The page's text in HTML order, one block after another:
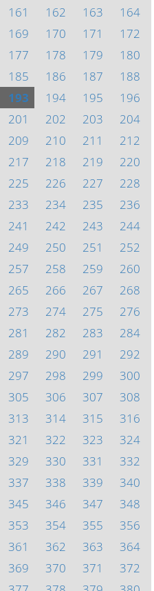
161 162 163
164
169 170 171
172
177 178 179
180
185 186 187
188
193 194 195
196
201 202 203
204
209 210 211
212
217 218 219
220
225 226 227
228
233 234 235
236
241 242 243
244
249 250 251
252
257 258 259
260
265 266 267
268
273 274 275
276
281 282 283
284
289 290 291
292
297 298 299
300
305 306 307
308
313 314 315
316
321 322 323
324
329 330 331
332
337 338 339
340
345 346 347
348
353 354 355
356
361 362 363
364
369 370 371
372